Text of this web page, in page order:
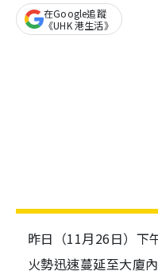
在Google追蹤
《UHK 港生活》
昨日（11月26日）下
火勢迅速蔓延至大廈